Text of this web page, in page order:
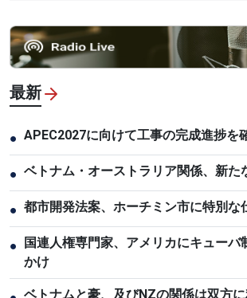
最新
● APEC2027に向けて工事の完成進捗を
● ベトナム・オーストラリア関係、新た
● 都市開発法案、ホーチミン市に特別な
●
国連人権専門家、アメリカにキューバ
かけ
ベトナムと豪、及びNZの関係は双方